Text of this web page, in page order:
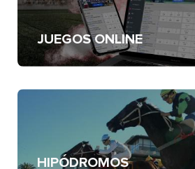
JUEGOS ONLINE
HIPÓDROMOS